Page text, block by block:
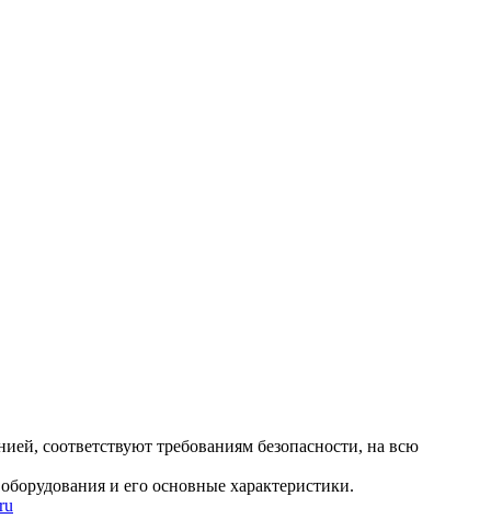
соответствуют требованиям безопасности, на всю
и его основные характеристики.